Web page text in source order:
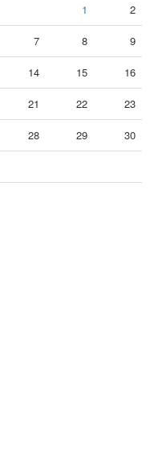
1 2
7 8 9
14 15 16
21 22 23
28 29 30